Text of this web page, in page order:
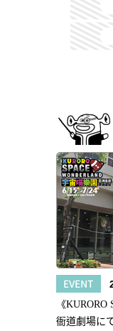
EVENT
《
衙道劇場に